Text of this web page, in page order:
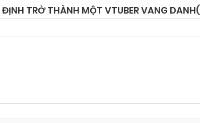
TRỞ THÀNH MỘT VTUBER VANG DANH(